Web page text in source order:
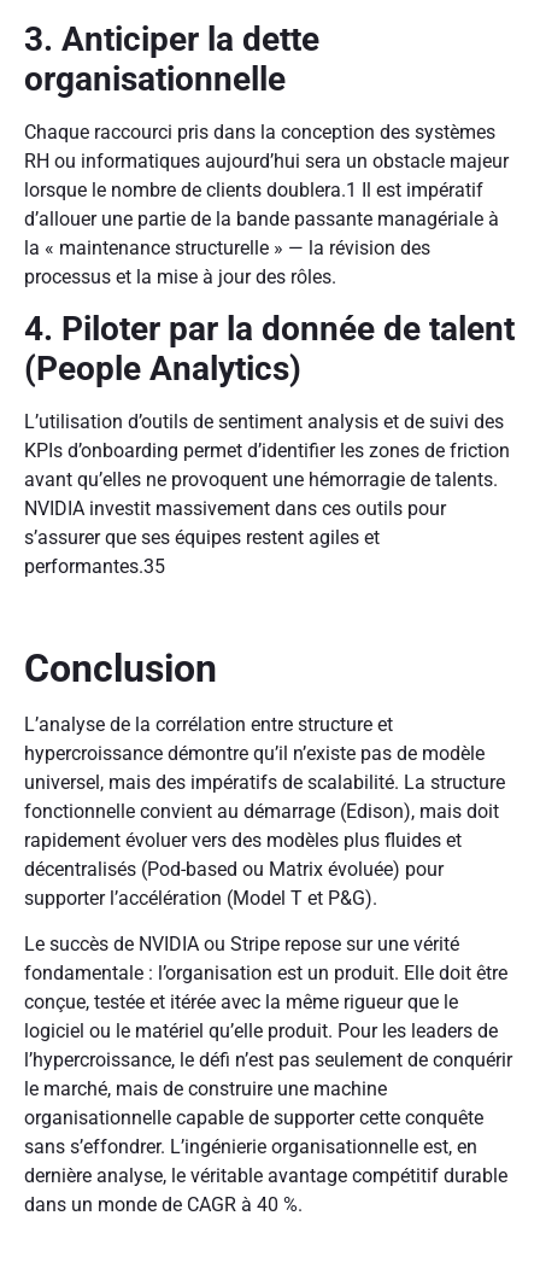
3. Anticiper la dette
organisationnelle
Chaque raccourci pris dans la conception des systèmes
RH ou informatiques aujourd’hui sera un obstacle majeur
lorsque le nombre de clients doublera.1 Il est impératif
d’allouer une partie de la bande passante managériale à
la « maintenance structurelle » — la révision des
processus et la mise à jour des rôles.
4. Piloter par la donnée de talent
(People Analytics)
L’utilisation d’outils de sentiment analysis et de suivi des
KPIs d’onboarding permet d’identifier les zones de friction
avant qu’elles ne provoquent une hémorragie de talents.
NVIDIA investit massivement dans ces outils pour
s’assurer que ses équipes restent agiles et
performantes.35
Conclusion
L’analyse de la corrélation entre structure et
hypercroissance démontre qu’il n’existe pas de modèle
universel, mais des impératifs de scalabilité. La structure
fonctionnelle convient au démarrage (Edison), mais doit
rapidement évoluer vers des modèles plus fluides et
décentralisés (Pod-based ou Matrix évoluée) pour
supporter l’accélération (Model T et P&G).
Le succès de NVIDIA ou Stripe repose sur une vérité
fondamentale : l’organisation est un produit. Elle doit être
conçue, testée et itérée avec la même rigueur que le
logiciel ou le matériel qu’elle produit. Pour les leaders de
l’hypercroissance, le défi n’est pas seulement de conquérir
le marché, mais de construire une machine
organisationnelle capable de supporter cette conquête
sans s’effondrer. L’ingénierie organisationnelle est, en
dernière analyse, le véritable avantage compétitif durable
dans un monde de CAGR à 40 %.